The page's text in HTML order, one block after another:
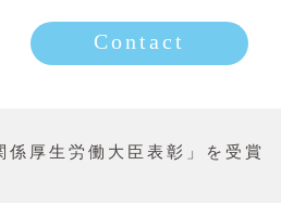
Contact
厚生労働大臣表彰」を受賞